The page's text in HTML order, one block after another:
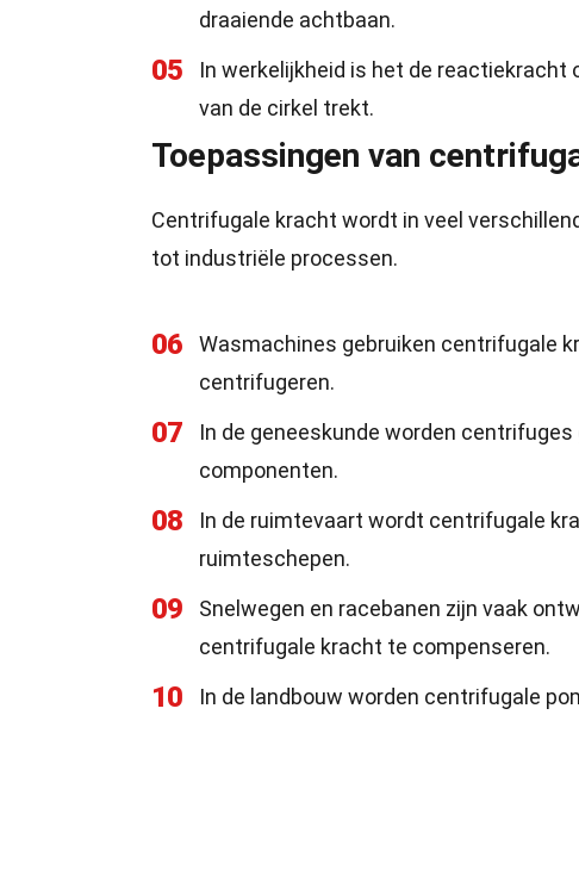
draaiende achtbaan.
05
In werkelijkheid is het de
van de cirkel trekt.
Toepassingen van
Centrifugale kracht wordt in veel
tot industriële processen.
06
Wasmachines gebruiken centrifugale
centrifugeren.
07
In de geneeskunde worden
componenten.
08
In de ruimtevaart wordt centrifugale
ruimteschepen.
09
Snelwegen en racebanen zijn vaak
centrifugale kracht te compenseren.
10 In de landbouw worden centrifugale